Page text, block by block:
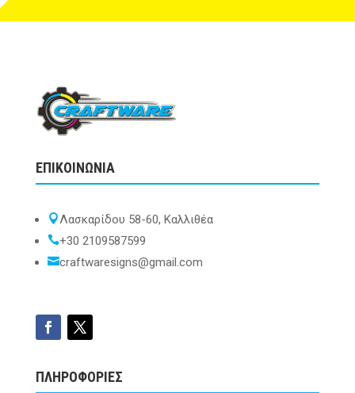
ΕΠΙΚΟΙΝΩΝΙΑ
Λασκαρίδου 58-60, Καλλιθέα
+30 2109587599
craftwaresigns@gmail.com
ΠΛΗΡΟΦΟΡΙΕΣ